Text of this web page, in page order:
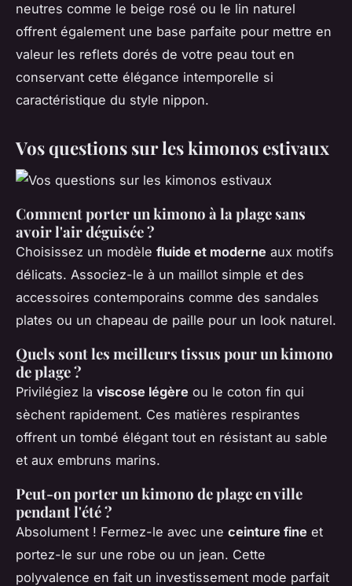
neutres comme le beige rosé ou le lin naturel
offrent également une base parfaite pour mettre en
valeur les reflets dorés de votre peau tout en
conservant cette élégance intemporelle si
caractéristique du style nippon.
Vos questions sur les kimonos estivaux
Comment porter un kimono à la plage sans
avoir l'air déguisée ?
Choisissez un modèle fluide et moderne aux motifs
délicats. Associez-le à un maillot simple et des
accessoires contemporains comme des sandales
plates ou un chapeau de paille pour un look naturel.
Quels sont les meilleurs tissus pour un kimono
de plage ?
Privilégiez la viscose légère ou le coton fin qui
sèchent rapidement. Ces matières respirantes
offrent un tombé élégant tout en résistant au sable
et aux embruns marins.
Peut-on porter un kimono de plage en ville
pendant l'été ?
Absolument ! Fermez-le avec une ceinture fine et
portez-le sur une robe ou un jean. Cette
polyvalence en fait un investissement mode parfait